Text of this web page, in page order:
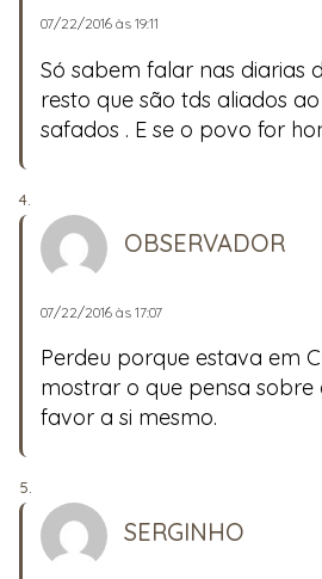
07/22/2016 às 19:11
Só sabem falar nas diarias
resto que são tds aliados
safados . E se o povo for
OBSERVADOR
07/22/2016 às 17:07
Perdeu porque estava em
mostrar o que pensa sobre
favor a si mesmo.
SERGINHO